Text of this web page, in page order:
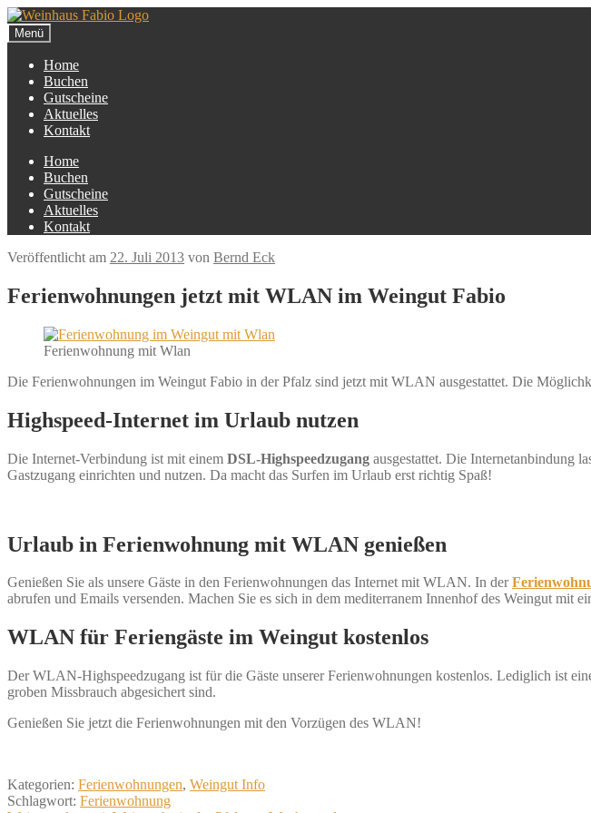
Zur
Navigation
springen
Zum
Inhalt
springen
Menü
Home
Buchen
Gutscheine
Aktuelles
Kontakt
Home
Buchen
Gutscheine
Aktuelles
Kontakt
Veröffentlicht am 22. Juli 2013 von Bernd Eck
Ferienwohnungen jetzt mit WLAN im Weingut Fabio
Ferienwohnung mit Wlan
Die Ferienwohnungen im Weingut Fabio in der Pfalz sind jetzt mit WLAN ausgestattet. Die
Highspeed-Internet im Urlaub nutzen
Die Internet-Verbindung ist mit einem DSL-Highspeedzugang ausgestattet. Die Internetanbindung
Gastzugang einrichten und nutzen. Da macht das Surfen im Urlaub erst richtig Spaß!
Urlaub in Ferienwohnung mit WLAN genießen
Genießen Sie als unsere Gäste in den Ferienwohnungen das Internet mit WLAN. In der
abrufen und Emails versenden. Machen Sie es sich in dem mediterranem Innenhof des Weingut mit
WLAN für Feriengäste im Weingut kostenlos
Der WLAN-Highspeedzugang ist für die Gäste unserer Ferienwohnungen kostenlos. Lediglich ist
groben Missbrauch abgesichert sind.
Genießen Sie jetzt die Ferienwohnungen mit den Vorzügen des WLAN!
Kategorien: Ferienwohnungen, Weingut Info
Schlagwort: Ferienwohnung